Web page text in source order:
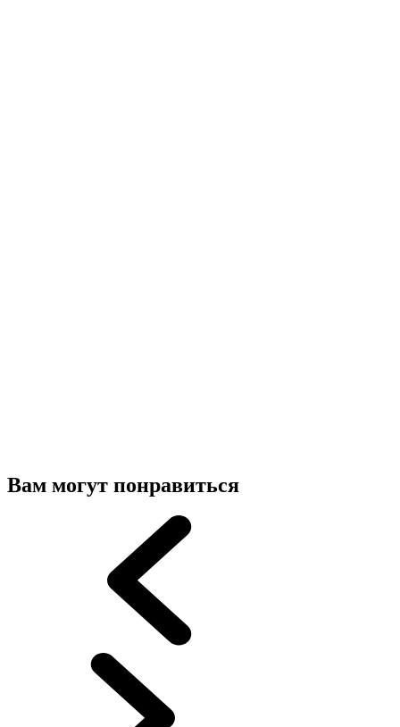
Вам могут понравиться